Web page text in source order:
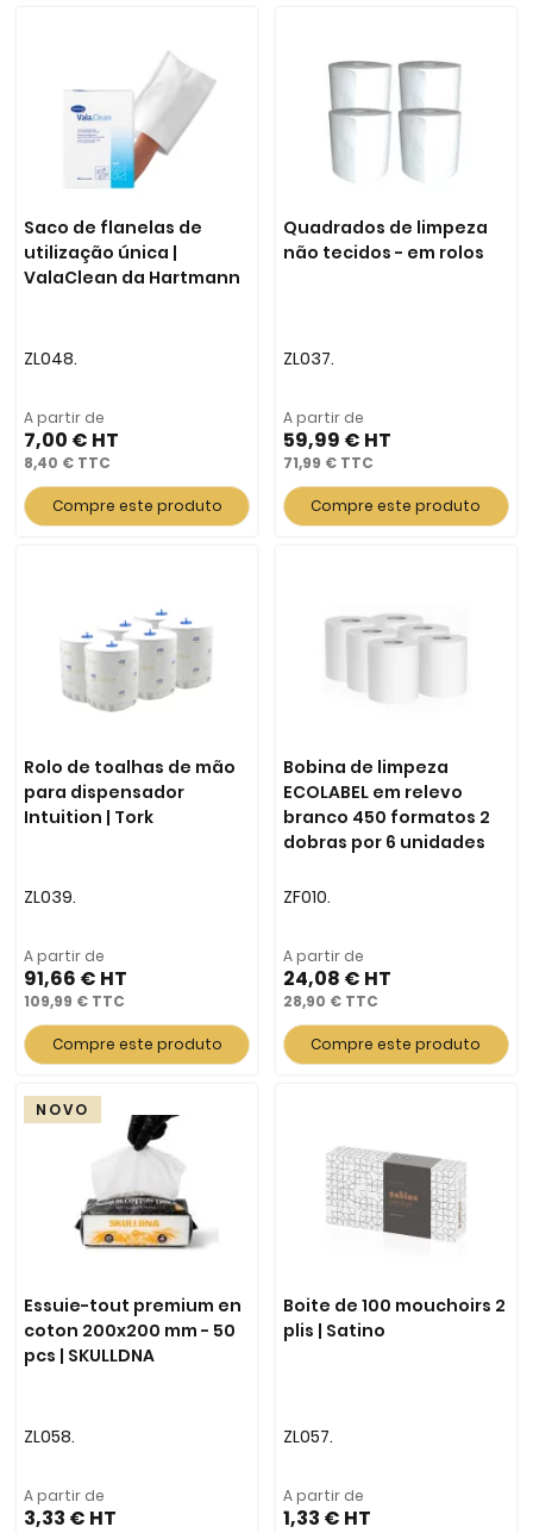
Saco de flanelas de
utilização única |
ValaClean da Hartmann
ZL048.
A partir de
7,00 €
8,40 €
Compre este produto
Quadrados de limpeza
não tecidos - em rolos
ZL037.
A partir de
59,99 €
71,99 €
Compre este produto
Rolo de toalhas de mão
para dispensador
Intuition | Tork
ZL039.
A partir de
91,66 €
109,99 €
Compre este produto
Bobina de limpeza
ECOLABEL em relevo
branco 450 formatos 2
dobras por 6 unidades
ZF010.
A partir de
24,08 €
28,90 €
Compre este produto
NOVO
Essuie-tout premium en
coton 200x200 mm - 50
pcs | SKULLDNA
ZL058.
A partir de
3,33 €
Boite de 100 mouchoirs 2
plis | Satino
ZL057.
A partir de
1,33 €